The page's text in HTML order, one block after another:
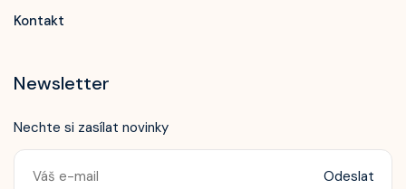
Zavolejte nám!
Kontakt
Newsletter
Nechte si zasílat novinky
Odeslat